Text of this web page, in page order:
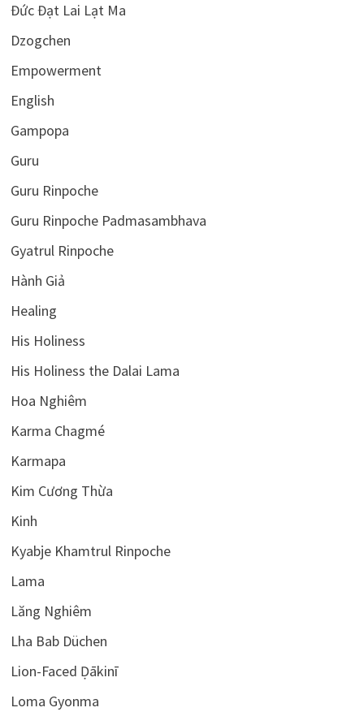
Đức Đạt Lai Lạt Ma
Dzogchen
Empowerment
English
Gampopa
Guru
Guru Rinpoche
Guru Rinpoche Padmasambhava
Gyatrul Rinpoche
Hành Giả
Healing
His Holiness
His Holiness the Dalai Lama
Hoa Nghiêm
Karma Chagmé
Karmapa
Kim Cương Thừa
Kinh
Kyabje Khamtrul Rinpoche
Lama
Lăng Nghiêm
Lha Bab Düchen
Lion-Faced Ḍākinī
Loma Gyonma